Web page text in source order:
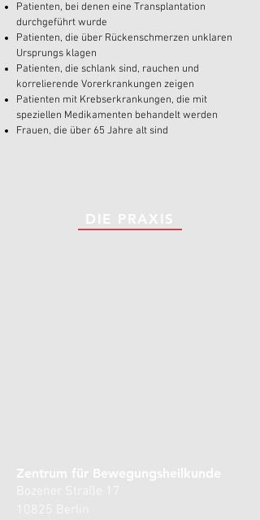
Patienten, bei denen eine Transplantation
durchgeführt wurde
Patienten, die über Rückenschmerzen unklaren
Ursprungs klagen
Patienten, die schlank sind, rauchen und
korrelierende Vorerkrankungen zeigen
Patienten mit Krebserkrankungen, die mit
speziellen Medikamenten behandelt werden
Frauen, die über 65 Jahre alt sind
DIE PRAXIS
Zentrum für Bewegungsheilkunde
Bozener Straße 17
10825 Berlin